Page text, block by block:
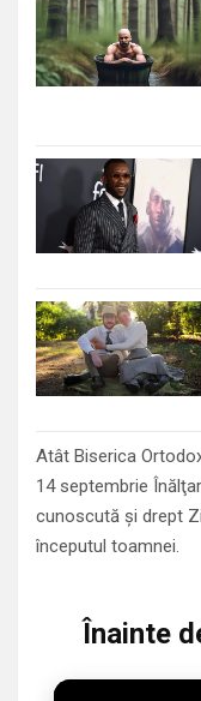
Atât Biserica
14 septembrie
cunoscută şi drept
începutul toamnei.
Înainte